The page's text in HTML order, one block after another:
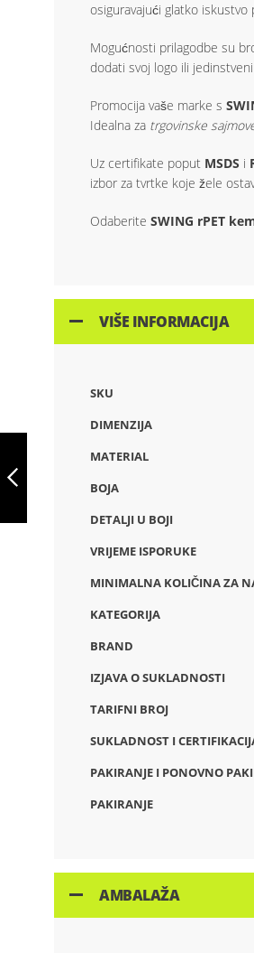
KEMIJSKI OLOVKA
S KOPČOM, 91771
osiguravajući glatko
Mogućnosti prilagodbe su
dodati svoj logo ili
Promocija vaše marke s
Idealna za trgovinske
Uz certifikate poput MSDS i
izbor za tvrtke koje žele
Odaberite SWING rPET
VIŠE INFORMACIJA
SKU
DIMENZIJA
MATERIAL
BOJA
DETALJI U BOJI
VRIJEME ISPORUKE
MINIMALNA KOLIČINA ZA
KATEGORIJA
BRAND
IZJAVA O SUKLADNOSTI
TARIFNI BROJ
SUKLADNOST I
PAKIRANJE I PONOVNO
PAKIRANJE
AMBALAŽA